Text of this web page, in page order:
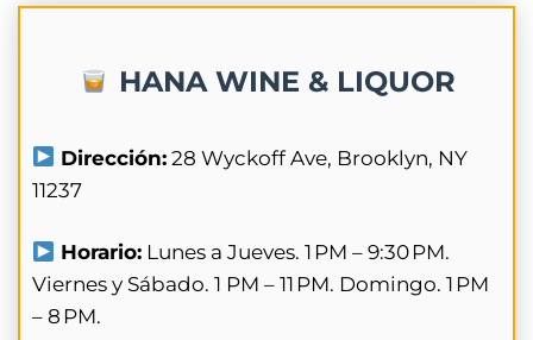
HANA WINE & LIQUOR
Dirección: 28 Wyckoff Ave, Brooklyn, NY
11237
Horario: Lunes a Jueves. 1 PM – 9:30 PM.
Viernes y Sábado. 1 PM – 11 PM. Domingo. 1 PM
– 8 PM.